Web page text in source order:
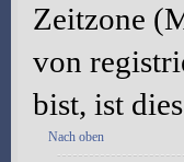
Zeitzone
von
bist, ist
Nach oben